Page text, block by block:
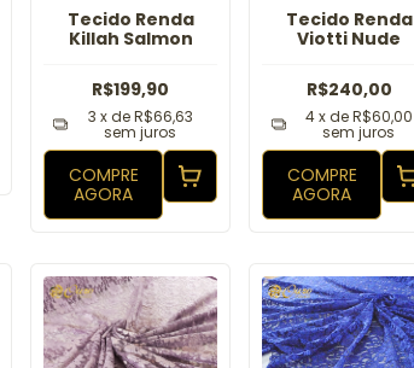
Tecido Renda
Killah Salmon
R$199,90
3 x deR$66,63
sem juros
COMPRE
AGORA
Tecido Renda
Viotti Nude
R$240,00
4 x deR$60,00
sem juros
COMPRE
AGORA